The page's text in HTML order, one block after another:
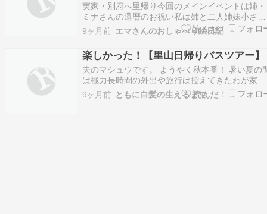
実家・別府へ里帰り今回のメインイベントは姉・
ミナさんの還暦のお祝い私は姉と二人姉妹小さい
ころはたくさんケンカもしたけどいつの間にか…
何でも話せる仲良し姉妹になっていたそんな姉が
還暦だなんて！なんか…感無量（笑）別府駅西口
近く閑静な住宅地にある老舗の料理屋「四季亭
な村」でお祝い…
9ヶ月前 エマさんのおしゃべり絵日記
楽しかった！【里山日帰りバスツアー】
夫のマシュウです。 ようやく秋本番！ 暑い夏の
は極力長時間の外出や旅行は控えてきたわが家。
冬眠ならぬ夏眠？という言葉があればそれを使い
たいくらい・・・ 旅行好きのわれらが眠ったふ
9ヶ月前 ともに白髪の生えるまで